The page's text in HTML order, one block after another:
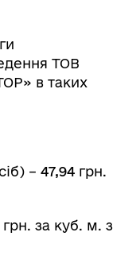
ТОВ
в таких
– 47,94грн.
за куб. м. з